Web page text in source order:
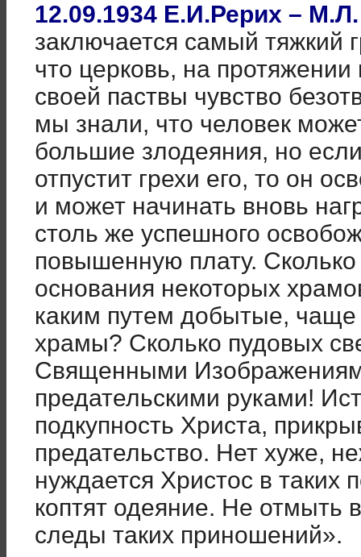
12.09.1934 Е.И.Рерих –
заключается самый тяжкий
что церковь, на
своей паствы чувство
мы знали, что человек
большие злодеяния, но
отпустит грехи его, то он
и может начинать вновь
столь же успешного
повышенную плату.
основания некоторых
каким путем добытые, чаще
храмы? Сколько пудовых
Священными
предательскими руками!
подкупность Христа,
предательство. Нет хуже,
нуждается Христос в таких
коптят одеяние. Не
следы таких приношений».